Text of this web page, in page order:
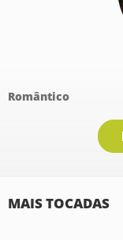
Romântico
MAIS TOCADAS